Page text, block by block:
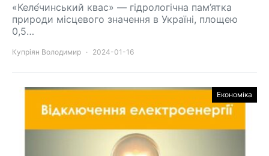
«Келе́чинський квас» — гідрологічна пам’ятка
природи місцевого значення в Україні, площею
0,5…
Купріян Володимир 2024-01-16
Економіка